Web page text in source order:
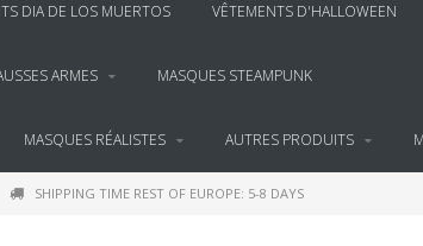
DIA DE LOS MUERTOS VÊTEMENTS D'HALLOWEEN
ARMES MASQUES STEAMPUNK
MASQUES RÉALISTES AUTRES PRODUITS
SHIPPING TIME REST OF EUROPE: 5-8 DAYS